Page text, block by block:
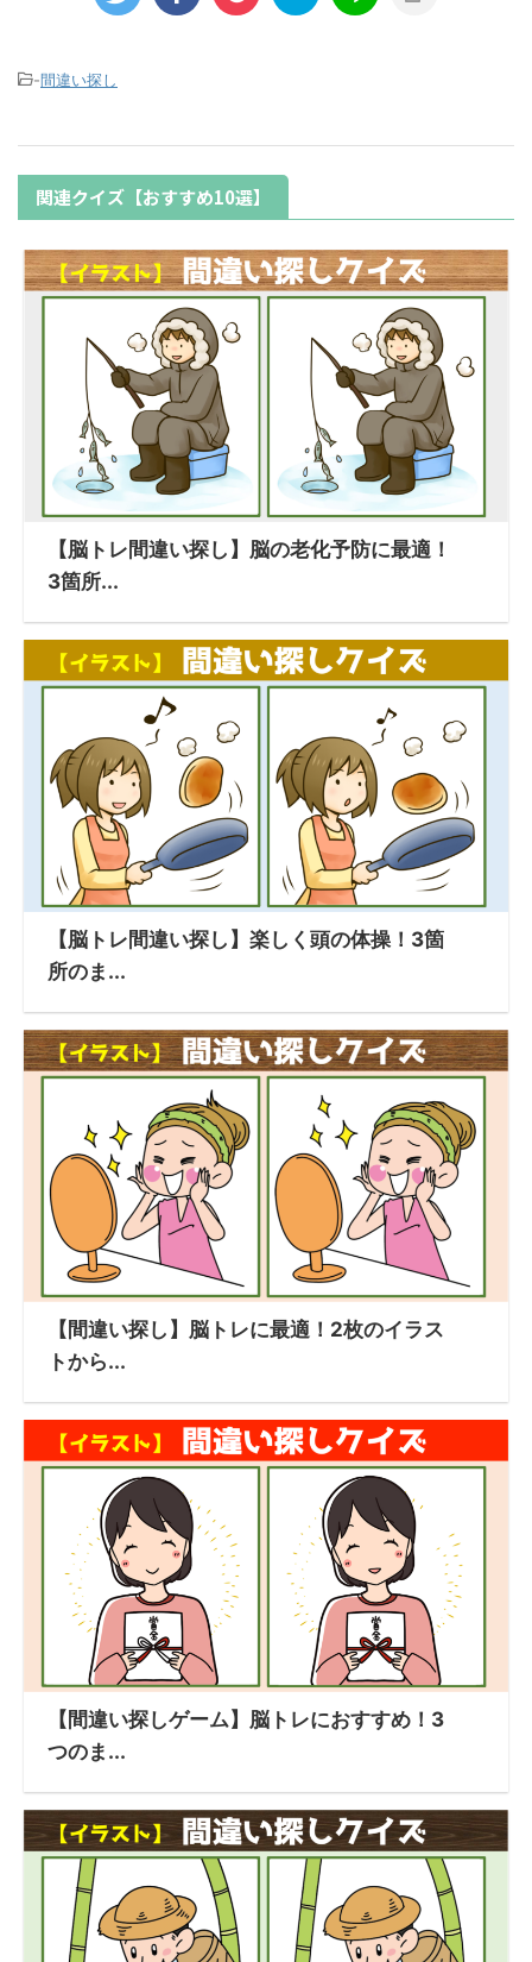
-間違い探し
関連クイズ【おすすめ10選】
【脳トレ間違い探し】脳の老化予防に最適！
3箇所...
【脳トレ間違い探し】楽しく頭の体操！3箇
所のま...
【間違い探し】脳トレに最適！2枚のイラス
トから...
【間違い探しゲーム】脳トレにおすすめ！3
つのま...